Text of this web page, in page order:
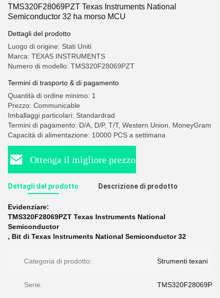
TMS320F28069PZT Texas Instruments National
Semiconductor 32 ha morso MCU
Dettagli del prodotto
Luogo di origine: Stati Uniti
Marca: TEXAS INSTRUMENTS
Numero di modello: TMS320F28069PZT
Termini di trasporto & di pagamento
Quantità di ordine minimo: 1
Prezzo: Communicable
Imballaggi particolari: Standardrad
Termini di pagamento: D/A, D/P, T/T, Western Union, MoneyGram
Capacità di alimentazione: 10000 PCS a settimana
Ottenga il migliore prezzo
Dettagli del prodotto Descrizione di prodotto
Evidenziare:
TMS320F28069PZT Texas Instruments National
Semiconductor
, Bit di Texas Instruments National Semiconductor 32
Categoria di prodotto: Strumenti texani
Serie: